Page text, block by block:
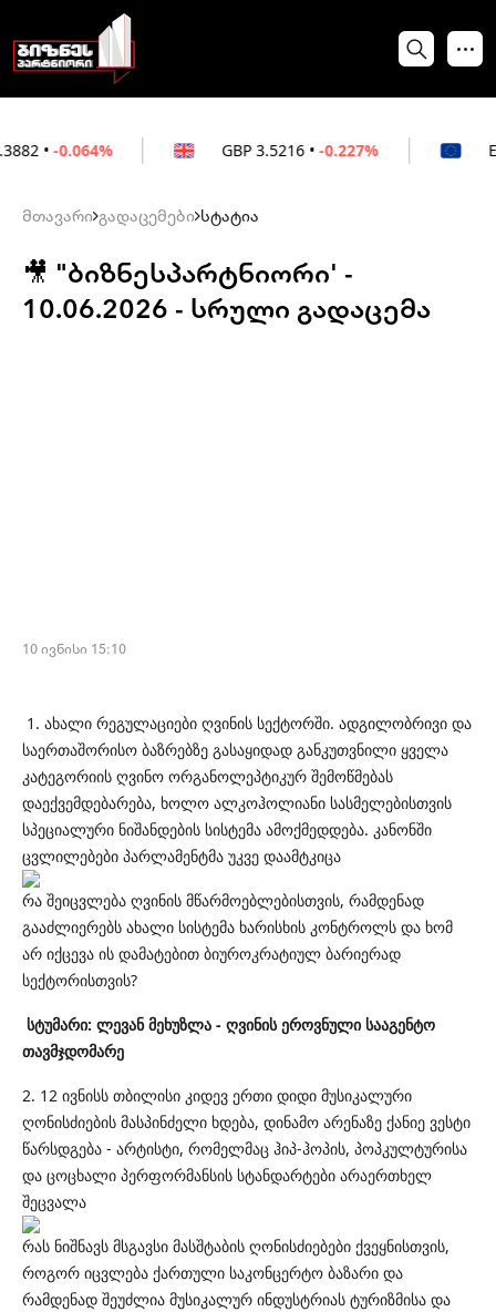
GBP 3.5216 • -0.227% EUR
მთავარი გადაცემები სტატია
🎥 "ბიზნესპარტნიორი' -
10.06.2026 - სრული გადაცემა
10 ივნისი 15:10
1. ახალი რეგულაციები ღვინის სექტორში. ადგილობრივი და
საერთაშორისო ბაზრებზე გასაყიდად განკუთვნილი ყველა
კატეგორიის ღვინო ორგანოლეპტიკურ შემოწმებას
დაექვემდებარება, ხოლო ალკოჰოლიანი სასმელებისთვის
სპეციალური ნიშანდების სისტემა ამოქმედდება. კანონში
ცვლილებები პარლამენტმა უკვე დაამტკიცა
რა შეიცვლება ღვინის მწარმოებლებისთვის, რამდენად
გააძლიერებს ახალი სისტემა ხარისხის კონტროლს და ხომ
არ იქცევა ის დამატებით ბიუროკრატიულ ბარიერად
სექტორისთვის?
სტუმარი: ლევან მეხუზლა - ღვინის ეროვნული სააგენტო
თავმჯდომარე
2. 12 ივნისს თბილისი კიდევ ერთი დიდი მუსიკალური
ღონისძიების მასპინძელი ხდება, დინამო არენაზე ქანიე ვესტი
წარსდგება - არტისტი, რომელმაც ჰიპ-ჰოპის, პოპკულტურისა
და ცოცხალი პერფორმანსის სტანდარტები არაერთხელ
შეცვალა
რას ნიშნავს მსგავსი მასშტაბის ღონისძიებები ქვეყნისთვის,
როგორ იცვლება ქართული საკონცერტო ბაზარი და
რამდენად შეუძლია მუსიკალურ ინდუსტრიას ტურიზმისა და